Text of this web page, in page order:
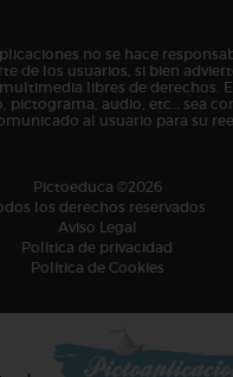
no se hace
de los usuarios, si bien
libres de derechos.
pictograma, audio, etc… sea
al usuario para su
Pictoeduca ©2026
los derechos reservados
Aviso Legal
Política de privacidad
Política de Cookies